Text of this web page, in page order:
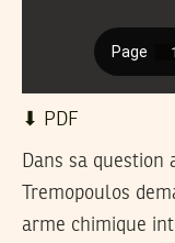
⬇︎ PDF
Dans sa
Tremopoulos
arme chimique